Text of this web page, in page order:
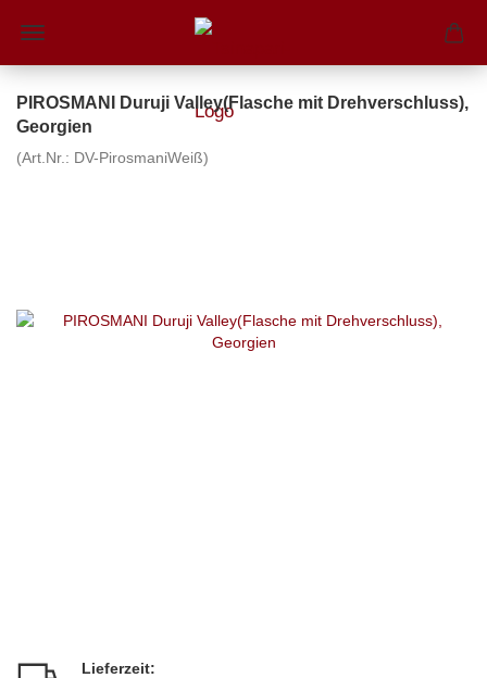
PIROSMANI Duruji Valley(Flasche mit Drehverschluss),
Georgien
(Art.Nr.: DV-PirosmaniWeiß)
Lieferzeit: